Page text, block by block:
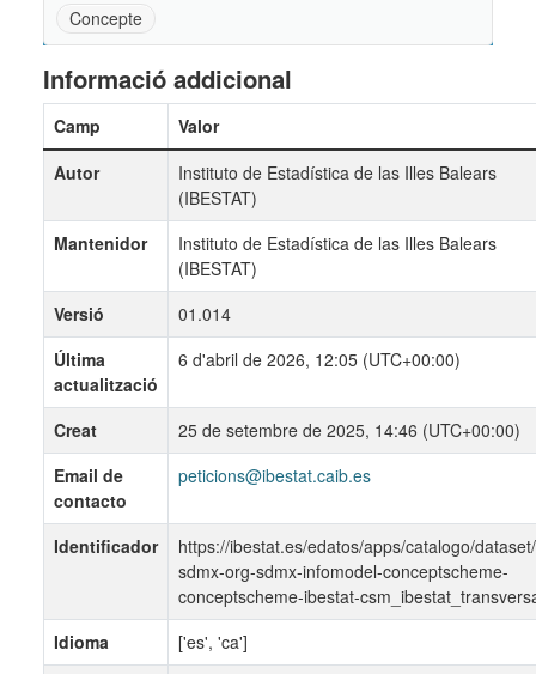
Concepte
Informació addicional
Camp
Valor
Autor
Instituto de Estadística de las Illes Balears
(IBESTAT)
Mantenidor
Instituto de Estadística de las Illes Balears
(IBESTAT)
Versió
01.014
Última
actualització
6 d'abril de 2026, 12:05 (UTC+00:00)
Creat
25 de setembre de 2025, 14:46 (UTC+00:00)
Email de
contacto
peticions@ibestat.caib.es
Identificador
https://ibestat.es/edatos/apps/catalogo/
sdmx-org-sdmx-infomodel-conceptscheme-
conceptscheme-ibestat-
Idioma
['es', 'ca']